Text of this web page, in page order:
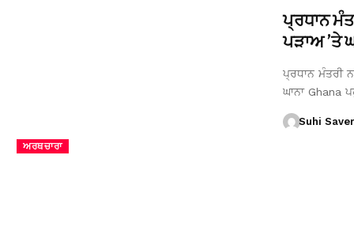
ਅਰਥਚਾਰਾ
ਪ੍ਰਧਾਨ
ਪੜਾਅ ’ਤੇ
ਪ੍ਰਧਾਨ ਮੰਤਰੀ
ਘਾਨਾ Ghana
Suhi Saver